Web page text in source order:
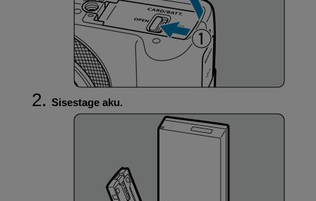
Sisestage aku.